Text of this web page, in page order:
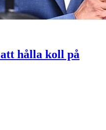
hålla koll på